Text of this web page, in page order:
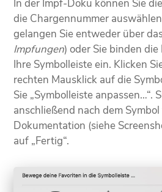
In der Impf-Doku können Sie
die Chargennummer
gelangen Sie entweder über
Impfungen) oder Sie binden
Ihre Symbolleiste ein. Klicken
rechten Mausklick auf die
Sie „Symbolleiste anpassen…“.
anschließend nach dem
Dokumentation (siehe
auf „Fertig“.